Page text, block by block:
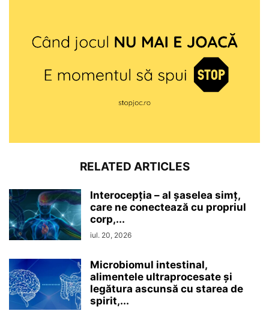
RELATED ARTICLES
Interocepţia – al șaselea simț,
care ne conectează cu propriul
corp,...
iul. 20, 2026
Microbiomul intestinal,
alimentele ultraprocesate şi
legătura ascunsă cu starea de
spirit,...